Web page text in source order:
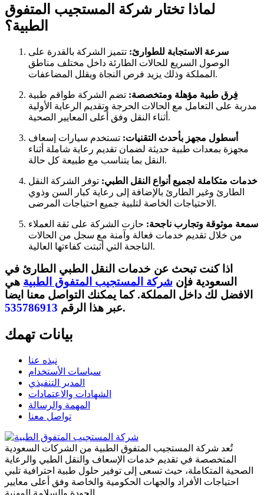
لماذا تختار شركة المستجيب المتفوق
الطبية؟
سرعة الاستجابة للطوارئ: تتميز الشركة بالقدرة على
الوصول السريع للحالات الطارئة داخل مختلف مناطق
المملكة وذلك يزيد فرص النجاة ويقلل المضاعفات.
فِرق طبية مؤهلة ومتخصصة: تضم الشركة طواقم طبية
مدربة على التعامل مع الحالات الحرجة وتقديم الرعاية الأولية
أثناء النقل وفق أعلى المعايير الصحية.
أسطول مجهز بأحدث التقنيات: تستخدم سيارات إسعاف
مجهزة بمعدات طبية حديثة لضمان تقديم رعاية شاملة أثناء
النقل بما يتناسب مع طبيعة كل حالة.
خدمات متكاملة لجميع أنواع النقل الطبي: توفر الشركة النقل
الطارئ وغير الطارئ بالإضافة إلى رعاية كبار السن وذوي
الاحتياجات الخاصة لتلبية جميع احتياجات المرضى.
سمعة موثوقة وتجارب ناجحة: حازت الشركة على ثقة العملاء
من خلال تقديم خدمات فعالة وآمنة مع سجل من الحالات
الناجحة التي أثبتت كفاءتها العالية.
اذا كنت تبحث عن خدمات النقل الطبي الطارئ في
السعودية فإن شركة المستجيب المتفوق الطبية هي
الافضل لك داخل المملكة. كما يمكنك التواصل معنا ايضا
عبر هذا الرقم 535786913 .
بيانات تهمك
نبذه عنا
سياسات الأستخدام
المدير التنفيذي
الشهادات والاعتمادات
المهمة والرسالة
تواصل معنا
تُعد شركة المستجيب المتفوق الطبية من الشركات السعودية
المتخصصة في تقديم خدمات الإسعاف والنقل الطبي والرعاية
الصحية المتكاملة، حيث تسعى إلى توفير حلول طبية احترافية تلبي
احتياجات الأفراد والجهات الحكومية والخاصة وفق أعلى معايير
الجودة والسلامة المهنية